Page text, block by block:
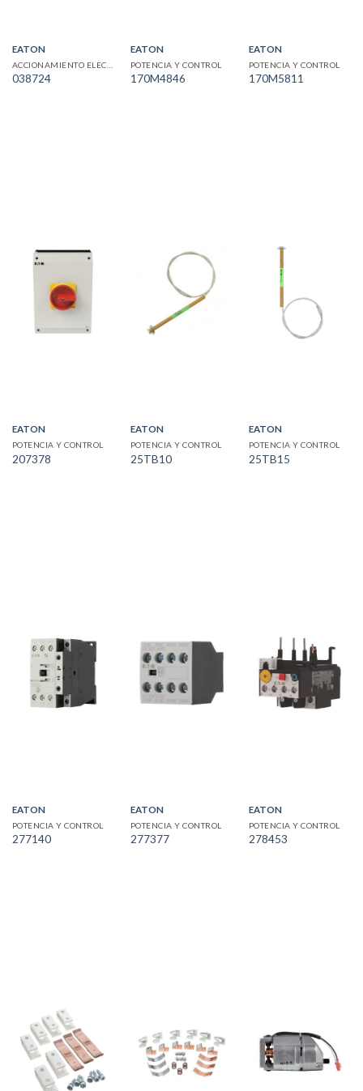
EATON
038724
EATON
POTENCIA Y CONTROL
170M4846
EATON
POTENCIA Y CONTROL
170M5811
EATON
POTENCIA Y CONTROL
207378
EATON
POTENCIA Y CONTROL
25TB10
EATON
POTENCIA Y CONTROL
25TB15
EATON
POTENCIA Y CONTROL
277140
EATON
POTENCIA Y CONTROL
277377
EATON
POTENCIA Y CONTROL
278453